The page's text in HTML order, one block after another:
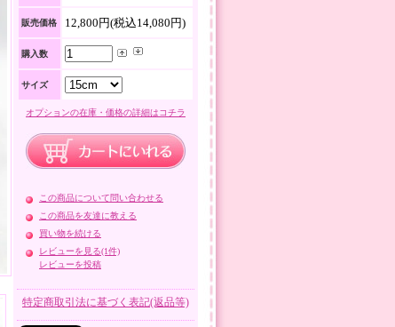
販売価格 12,800円(税込14,080円)
購入数
サイズ
オプションの在庫・価格の詳細はコチラ
この商品について問い合わせる
この商品を友達に教える
買い物を続ける
レビューを見る(1件)
レビューを投稿
特定商取引法に基づく表記(返品等)